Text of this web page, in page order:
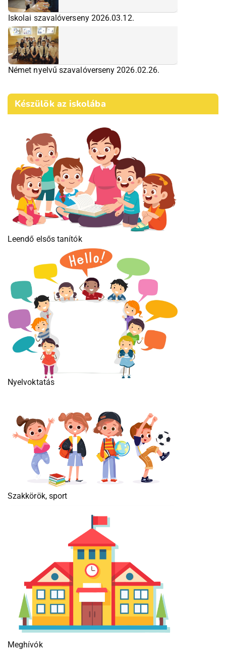
Iskolai szavalóverseny 2026.03.12.
Német nyelvű szavalóverseny 2026.02.26.
Készülök az iskolába
Leendő elsős tanítók
Nyelvoktatás
Szakkörök, sport
Meghívók